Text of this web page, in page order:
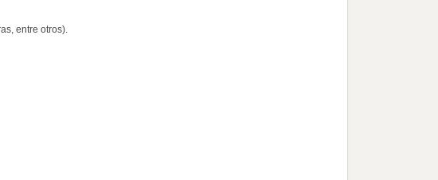
entre otros).